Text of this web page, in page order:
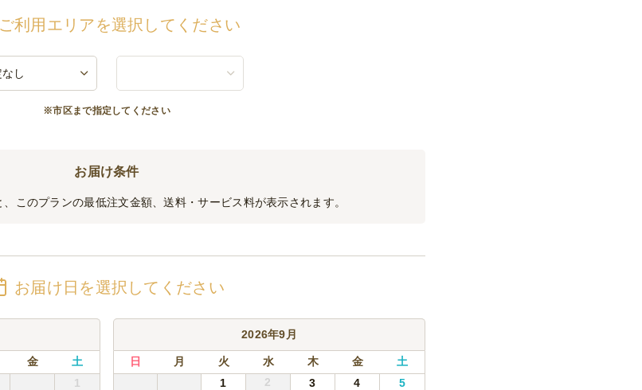
ご利用エリアを選択してください
※市区まで指定してください
お届け条件
このプランの最低注文金額、送料・サービス料が表示されます。
お届け日を選択してください
金
土
1
2026年9月
日 月 火 水 木 金
土
1
2 3 4 5